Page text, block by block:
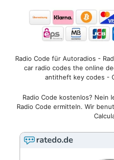
Radio Code für Autoradios -
car radio codes the online
antitheft key codes -
Radio Code kostenlos? Nein
Radio Code ermitteln. Wir